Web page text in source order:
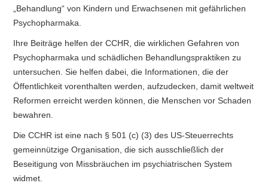
„Behandlung“ von Kindern und Erwachsenen mit gefährlichen
Psychopharmaka.
Ihre Beiträge helfen der CCHR, die wirklichen Gefahren von
Psychopharmaka und schädlichen Behandlungspraktiken zu
untersuchen. Sie helfen dabei, die Informationen, die der
Öffentlichkeit vorenthalten werden, aufzudecken, damit weltweit
Reformen erreicht werden können, die Menschen vor Schaden
bewahren.
Die CCHR ist eine nach § 501 (c) (3) des US-Steuerrechts
gemeinnützige Organisation, die sich ausschließlich der
Beseitigung von Missbräuchen im psychiatrischen System
widmet.